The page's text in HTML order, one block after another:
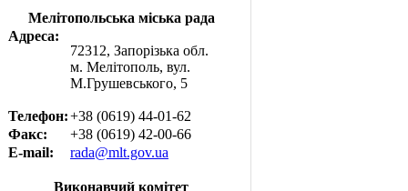
Мелітопольська міська рада
Адреса:
72312, Запорізька обл.
м. Мелітополь, вул.
М.Грушевського, 5
Телефон:+38 (0619) 44-01-62
Факс:
+38 (0619) 42-00-66
E-mail:
rada@mlt.gov.ua
Виконавчий комітет